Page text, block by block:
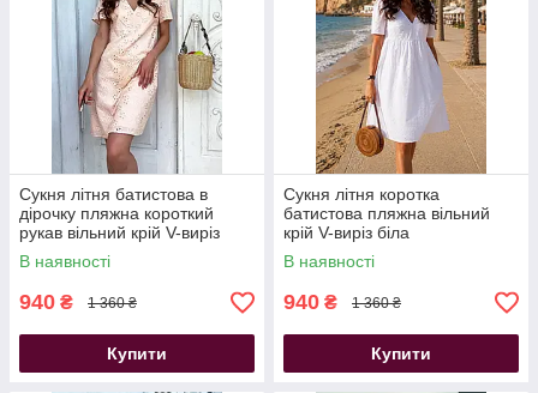
Сукня літня батистова в
дірочку пляжна короткий
рукав вільний крій V-виріз
персикова
В наявності
940 ₴ 1 360 ₴
Купити
Сукня літня коротка
батистова пляжна вільний
крій V-виріз біла
В наявності
940 ₴ 1 360 ₴
Купити